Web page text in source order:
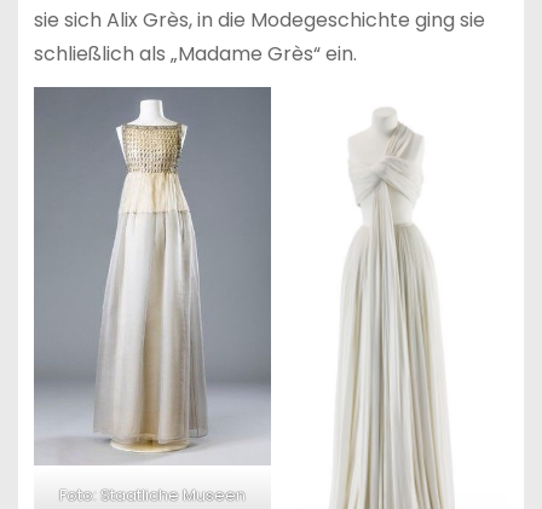
sie sich Alix Grès, in die Modegeschichte ging sie
schließlich als „Madame Grès“ ein.
Foto: Staatliche Museen